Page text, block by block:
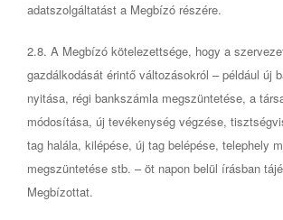
adatszolgáltatást a Megbízó részére.
2.8. A Megbízó kötelezettsége, hogy a
gazdálkodását érintő változásokról – például új
nyitása, régi bankszámla megszüntetése, a
módosítása, új tevékenység végzése,
tag halála, kilépése, új tag belépése, telephely
megszüntetése stb. – öt napon belül írásban
Megbízottat.